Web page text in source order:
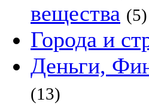
вещества (5)
Города и
Деньги,
(13)